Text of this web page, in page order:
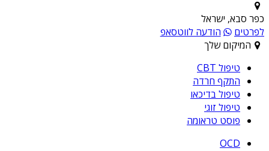
כפר סבא, ישראל
לפרטים
הודעה לווטסאפ
המיקום שלך
טיפול CBT
התקף חרדה
טיפול בדיכאו
טיפול זוגי
פוסט טראומה
OCD